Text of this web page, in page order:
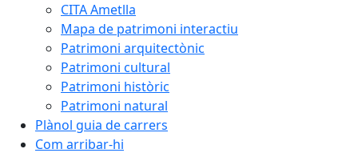
CITA Ametlla
Mapa de patrimoni interactiu
Patrimoni arquitectònic
Patrimoni cultural
Patrimoni històric
Patrimoni natural
Plànol guia de carrers
Com arribar-hi